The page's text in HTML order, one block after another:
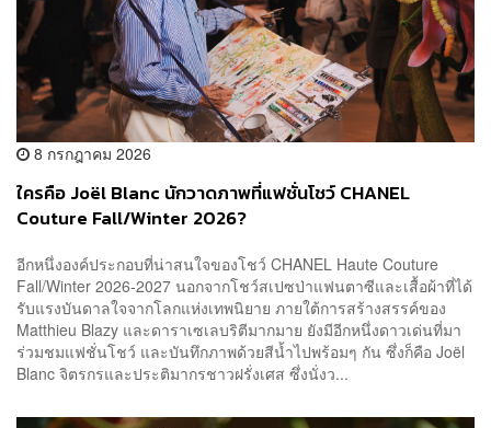
8 กรกฎาคม 2026
ใครคือ Joël Blanc นักวาดภาพที่แฟชั่นโชว์ CHANEL
Couture Fall/Winter 2026?
อีกหนึ่งองค์ประกอบที่น่าสนใจของโชว์ CHANEL Haute Couture
Fall/Winter 2026-2027 นอกจากโชว์สเปซป่าแฟนตาซีและเสื้อผ้าที่ได้
รับแรงบันดาลใจจากโลกแห่งเทพนิยาย ภายใต้การสร้างสรรค์ของ
Matthieu Blazy และดาราเซเลบริตีมากมาย ยังมีอีกหนึ่งดาวเด่นที่มา
ร่วมชมแฟชั่นโชว์ และบันทึกภาพด้วยสีน้ำไปพร้อมๆ กัน ซึ่งก็คือ Joël
Blanc จิตรกรและประติมากรชาวฝรั่งเศส ซึ่งนั่งว...